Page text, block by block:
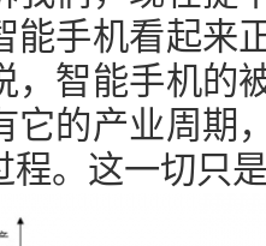
能手机看起来
，智能手机的
它的产业周期
程。这一切只